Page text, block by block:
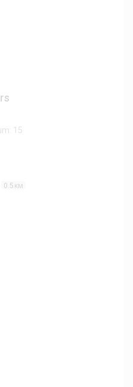
15
0.5 KM